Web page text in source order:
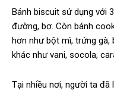
Bánh biscuit sử dụng với
đường, bơ. Còn bánh
hơn như bột mì, trứng
khác như vani, socola,
Tại nhiều nơi, người ta